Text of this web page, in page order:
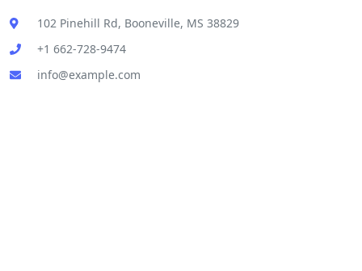
102 Pinehill Rd, Booneville, MS 38829
+1 662-728-9474
info@example.com